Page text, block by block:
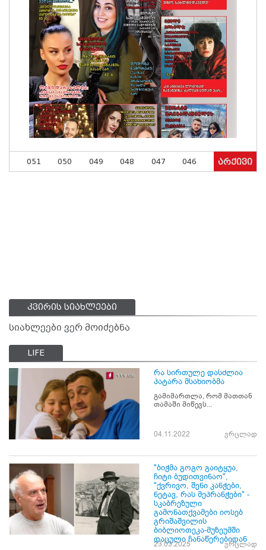
051 050 049 048 047 046 არქივი
კვირის სიახლეები
სიახლეები ვერ მოიძებნა
LIFE
რა სირთულე დასძლია
პატარა მსახიობმა
გამიმართლა, რომ მათთან
თამაში მიწევს...
04.11.2022 ვრცლად
"ბიჭმა გოგო გაიტყუა,
ჩიტი ბუდითვინაო",
"ქვრივო, შენი კანჭები,
ნეტავ, რას მეპრანჭები" -
სკაბრეზული
გამონათქვამები იოსებ
გრიშაშვილის
ბიბლიოთეკა-მუზეუმში
დაცული ჩანაწერებიდან
23.03.2025 ვრცლად